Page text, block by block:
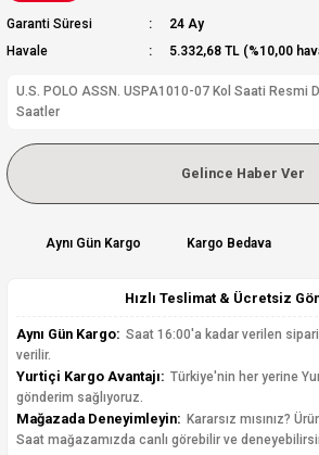
Garanti Süresi
24 Ay
Havale
5.332,68 TL (%10,00
U.S. POLO ASSN. USPA1010-07 Kol Saati Resmi
Saatler
Gelince Haber Ver
Aynı Gün Kargo Kargo Bedava
Hızlı Teslimat & Ücretsiz
Aynı Gün Kargo: Saat 16:00'a kadar verilen
verilir.
Yurtiçi Kargo Avantajı: Türkiye'nin her yerine
gönderim sağlıyoruz.
Mağazada Deneyimleyin: Kararsız mısınız?
Saat mağazamızda canlı görebilir ve